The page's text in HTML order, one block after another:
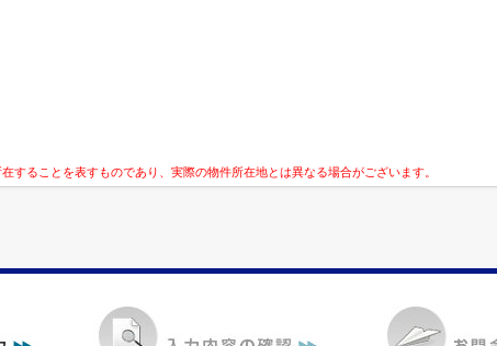
することを表すものであり、実際の物件所在地とは異なる場合がございます。